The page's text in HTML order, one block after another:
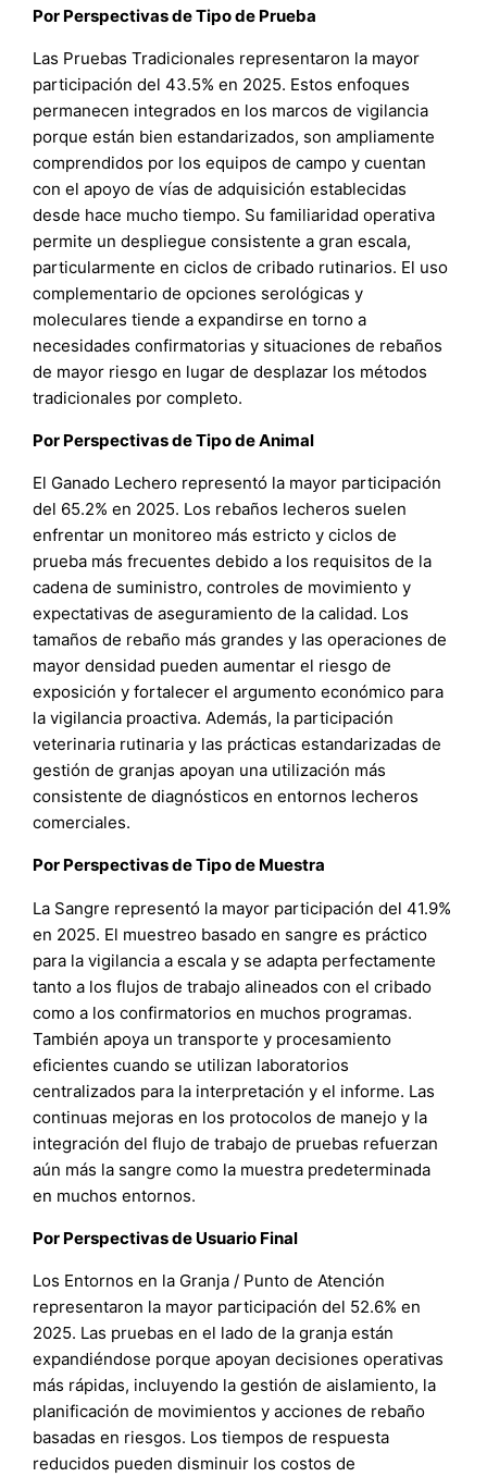
Por Perspectivas de Tipo de Prueba
Las Pruebas Tradicionales representaron la mayor
participación del 43.5% en 2025. Estos enfoques
permanecen integrados en los marcos de vigilancia
porque están bien estandarizados, son ampliamente
comprendidos por los equipos de campo y cuentan
con el apoyo de vías de adquisición establecidas
desde hace mucho tiempo. Su familiaridad operativa
permite un despliegue consistente a gran escala,
particularmente en ciclos de cribado rutinarios. El uso
complementario de opciones serológicas y
moleculares tiende a expandirse en torno a
necesidades confirmatorias y situaciones de rebaños
de mayor riesgo en lugar de desplazar los métodos
tradicionales por completo.
Por Perspectivas de Tipo de Animal
El Ganado Lechero representó la mayor participación
del 65.2% en 2025. Los rebaños lecheros suelen
enfrentar un monitoreo más estricto y ciclos de
prueba más frecuentes debido a los requisitos de la
cadena de suministro, controles de movimiento y
expectativas de aseguramiento de la calidad. Los
tamaños de rebaño más grandes y las operaciones de
mayor densidad pueden aumentar el riesgo de
exposición y fortalecer el argumento económico para
la vigilancia proactiva. Además, la participación
veterinaria rutinaria y las prácticas estandarizadas de
gestión de granjas apoyan una utilización más
consistente de diagnósticos en entornos lecheros
comerciales.
Por Perspectivas de Tipo de Muestra
La Sangre representó la mayor participación del 41.9%
en 2025. El muestreo basado en sangre es práctico
para la vigilancia a escala y se adapta perfectamente
tanto a los flujos de trabajo alineados con el cribado
como a los confirmatorios en muchos programas.
También apoya un transporte y procesamiento
eficientes cuando se utilizan laboratorios
centralizados para la interpretación y el informe. Las
continuas mejoras en los protocolos de manejo y la
integración del flujo de trabajo de pruebas refuerzan
aún más la sangre como la muestra predeterminada
en muchos entornos.
Por Perspectivas de Usuario Final
Los Entornos en la Granja / Punto de Atención
representaron la mayor participación del 52.6% en
2025. Las pruebas en el lado de la granja están
expandiéndose porque apoyan decisiones operativas
más rápidas, incluyendo la gestión de aislamiento, la
planificación de movimientos y acciones de rebaño
basadas en riesgos. Los tiempos de respuesta
reducidos pueden disminuir los costos de